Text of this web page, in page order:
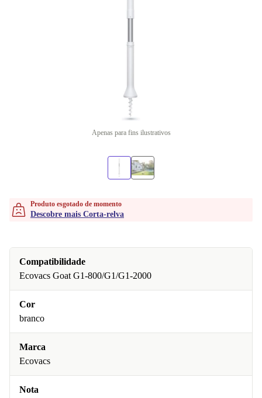
Apenas para fins ilustrativos
Produto esgotado de momento
Descobre mais Corta-relva
Compatibilidade
Ecovacs Goat G1-800/G1/G1-2000
Cor
branco
Marca
Ecovacs
Nota